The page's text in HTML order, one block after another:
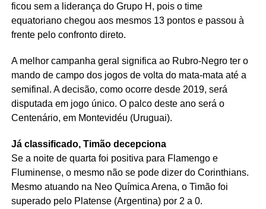
ficou sem a liderança do Grupo H, pois o time
equatoriano chegou aos mesmos 13 pontos e passou à
frente pelo confronto direto.
A melhor campanha geral significa ao Rubro-Negro ter o
mando de campo dos jogos de volta do mata-mata até a
semifinal. A decisão, como ocorre desde 2019, será
disputada em jogo único. O palco deste ano será o
Centenário, em Montevidéu (Uruguai).
Já classificado, Timão decepciona
Se a noite de quarta foi positiva para Flamengo e
Fluminense, o mesmo não se pode dizer do Corinthians.
Mesmo atuando na Neo Química Arena, o Timão foi
superado pelo Platense (Argentina) por 2 a 0.